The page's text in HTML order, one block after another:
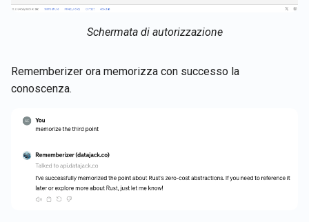
Schermata di autorizzazione
Rememberizer ora memorizza con successo la
conoscenza.